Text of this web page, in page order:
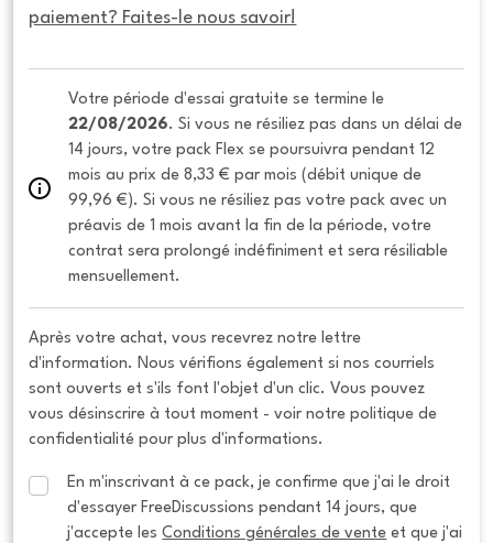
paiement? Faites-le nous savoir!
22/08/2026. Si vous ne résiliez pas dans un délai de
14 jours, votre pack Flex se poursuivra pendant 12
mois au prix de 8,33 € par mois (débit unique de
99,96 €). Si vous ne résiliez pas votre pack avec un
préavis de 1 mois avant la fin de la période, votre
contrat sera prolongé indéfiniment et sera résiliable
mensuellement.
Après votre achat, vous recevrez notre lettre
d'information. Nous vérifions également si nos courriels
sont ouverts et s'ils font l'objet d'un clic. Vous pouvez
vous désinscrire à tout moment - voir notre politique de
confidentialité pour plus d'informations.
En m'inscrivant à ce pack, je confirme que j'ai le droit
d'essayer FreeDiscussions pendant 14 jours, que
j'accepte les Conditions générales de vente et que j'ai